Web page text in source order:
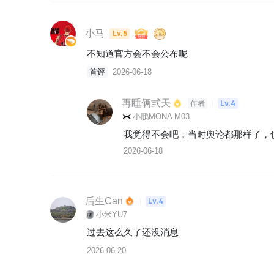
小马
Lv.5
不知道官方会不会公布呢
首评 2026-06-18
再睡俩弎天 作者 Lv.4
小鹏MONA M03
我觉得不会吧，当时舆论都那样了，
2026-06-18
后生Can Lv.4
小米YU7
过去这么久了还没消息
2026-06-20